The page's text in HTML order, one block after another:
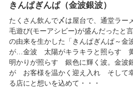
きんぱぎんぱ（金波銀波）
たくさん飲んで〆は屋台で、通堂ラー
毛遊び(モーアシビー)が盛んだったと
の由来を生かした「きんぱぎんぱ～金
が…金波 太陽がキラキラと照らす
明かりが照らす 銀色に輝く波。金波
が お客様を温かく迎え入れ そして
る店にと想いを込めて・・・